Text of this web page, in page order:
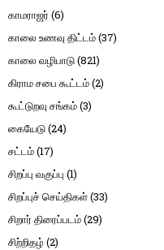
காமராஜர் (6)
காலை உணவு திட்டம்(37)
காலை வழிபாடு(821)
கிராம சபை கூட்டம்(2)
கூட்டுறவு சங்கம்(3)
கையேடு(24)
சட்டம்(17)
சிறப்பு வகுப்பு (1)
சிறப்புச் செய்திகள்(33)
சிறார் திரைப்படம்(29)
சிற்றிதழ் (2)